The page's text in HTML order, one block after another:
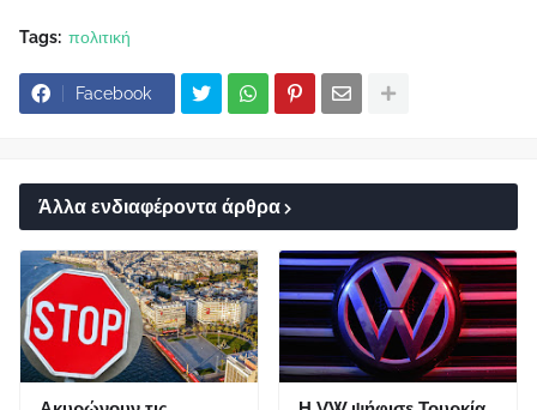
Tags: πολιτική
Facebook
Άλλα ενδιαφέροντα άρθρα